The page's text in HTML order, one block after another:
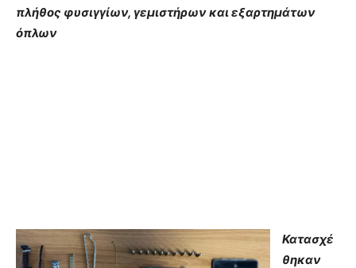
πλήθος φυσιγγίων, γεμιστήρων και εξαρτημάτων
όπλων
Κατασχέ
θηκαν